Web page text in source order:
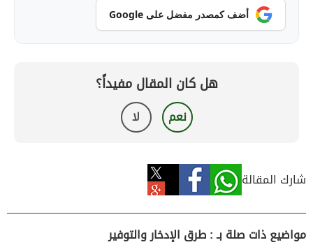
أضف كمصدر مفضل على Google
هل كان المقال مفيداً؟
نعم لا
شارك المقالة
مواضيع ذات صلة بـ : طرق الإدخار والتوفير